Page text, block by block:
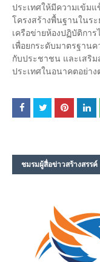
ประเทศให้มีความเข้ม
โครงสร้างพื้นฐานในร
เครือข่ายห้องปฏิบัติกา
เพื่อยกระดับมาตรฐาน
กับประชาชน และเสริ
ประเทศในอนาคตอย่าง
ชมรม​ผู้สื่อข่าวสร้างสรรค์​